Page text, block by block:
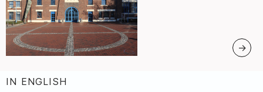
IN ENGLISH